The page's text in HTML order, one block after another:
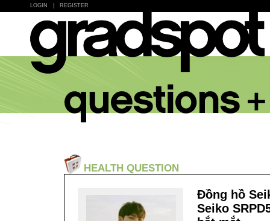
LOGIN REGISTER
HEALTH QUESTION
Đồng hồ
Seiko